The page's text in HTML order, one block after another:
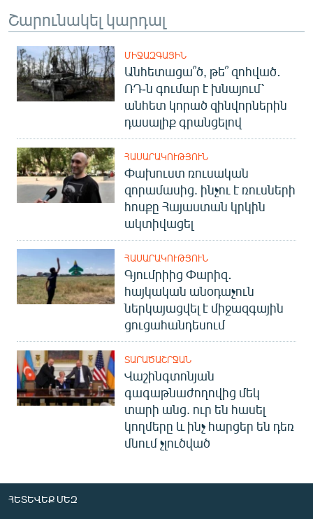
«Ազատության» բոլոր կայքերը
Շարունակել կարդալ
ՄԻՋԱԶԳԱՅԻՆ
Անհետացա՞ծ, թե՞ զոհված․
ՌԴ-ն գումար է խնայում՝
անհետ կորած զինվորներին
դասալիք գրանցելով
ՀԱՍԱՐԱԿՈՒԹՅՈՒՆ
Փախուստ ռուսական
զորամասից. ինչու է ռուսների
հոսքը Հայաստան կրկին
ակտիվացել
ՀԱՍԱՐԱԿՈՒԹՅՈՒՆ
Գյումրիից Փարիզ․
հայկական անօդաչուն
ներկայացվել է միջազգային
ցուցահանդեսում
ՏԱՐԱԾԱՇՐՋԱՆ
Վաշինգտոնյան
գագաթնաժողովից մեկ
տարի անց. ուր են հասել
կողմերը և ինչ հարցեր են դեռ
մնում չլուծված
ՀԵՏԵՎԵՔ ՄԵԶ